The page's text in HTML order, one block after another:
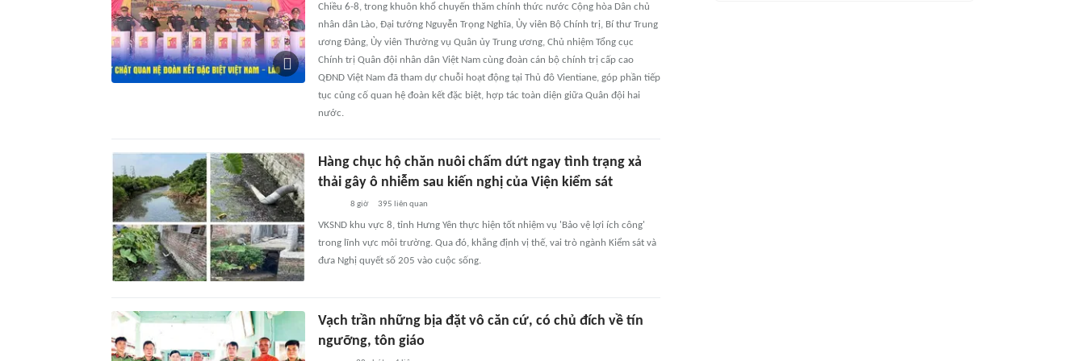
Chiều 6-8, trong khuôn khổ chuyến thăm chính thức nước Cộng hòa Dân chủ
nhân dân Lào, Đại tướng Nguyễn Trọng Nghĩa, Ủy viên Bộ Chính trị, Bí thư Trung
ương Đảng, Ủy viên Thường vụ Quân ủy Trung ương, Chủ nhiệm Tổng cục
Chính trị Quân đội nhân dân Việt Nam cùng đoàn cán bộ chính trị cấp cao
QĐND Việt Nam đã tham dự chuỗi hoạt động tại Thủ đô Vientiane, góp phần tiếp
tục củng cố quan hệ đoàn kết đặc biệt, hợp tác toàn diện giữa Quân đội hai
nước.
Hàng chục hộ chăn nuôi chấm dứt ngay tình trạng xả
thải gây ô nhiễm sau kiến nghị của Viện kiểm sát
8 giờ 395 liên quan
VKSND khu vực 8, tỉnh Hưng Yên thực hiện tốt nhiệm vụ 'Bảo vệ lợi ích công'
trong lĩnh vực môi trường. Qua đó, khẳng định vị thế, vai trò ngành Kiểm sát và
đưa Nghị quyết số 205 vào cuộc sống.
Vạch trần những bịa đặt vô căn cứ, có chủ đích về tín
ngưỡng, tôn giáo